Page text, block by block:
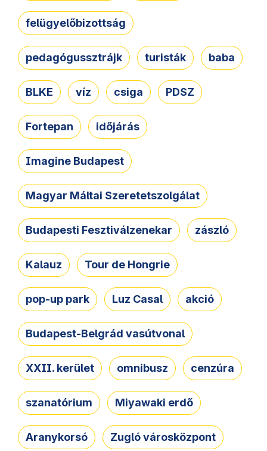
felügyelőbizottság
pedagógussztrájk turisták baba
BLKE víz csiga PDSZ
Fortepan időjárás
Imagine Budapest
Magyar Máltai Szeretetszolgálat
Budapesti Fesztiválzenekar zászló
Kalauz Tour de Hongrie
pop-up park Luz Casal akció
Budapest-Belgrád vasútvonal
XXII. kerület omnibusz cenzúra
szanatórium Miyawaki erdő
Aranykorsó Zugló városközpont